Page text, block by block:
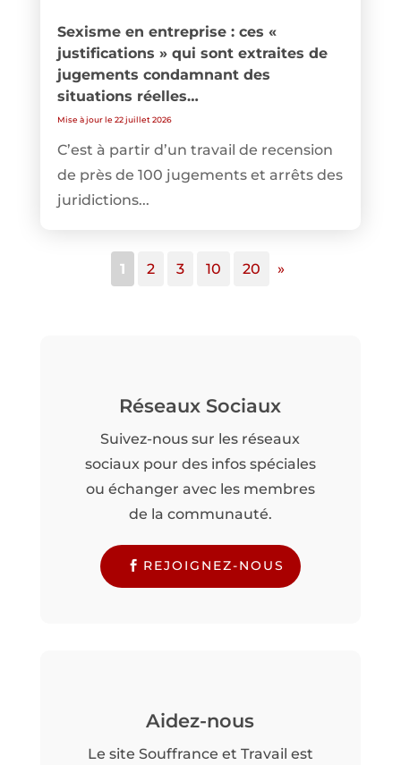
Sexisme en entreprise : ces «
justifications » qui sont extraites de
jugements condamnant des
situations réelles…
Mise à jour le 22 juillet 2026
C’est à partir d’un travail de recension
de près de 100 jugements et arrêts des
juridictions...
1 2 3 10 20 »
Réseaux Sociaux
Suivez-nous sur les réseaux
sociaux pour des infos spéciales
ou échanger avec les membres
de la communauté.
REJOIGNEZ-NOUS
Aidez-nous
Le site Souffrance et Travail est